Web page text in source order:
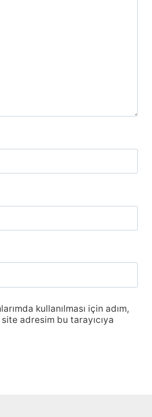
kullanılması için adım,
adresim bu tarayıcıya